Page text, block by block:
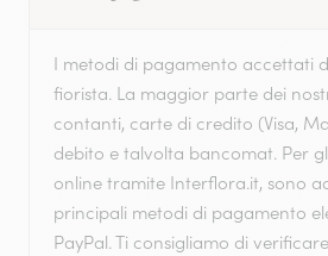
I metodi di pagamento accettati
fiorista. La maggior parte dei
contanti, carte di credito (Visa,
debito e talvolta bancomat. Per
online tramite Interflora.it, sono
principali metodi di pagamento
PayPal. Ti consigliamo di